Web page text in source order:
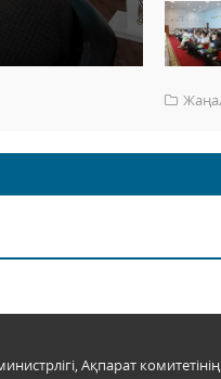
Ақпарат комитетінің